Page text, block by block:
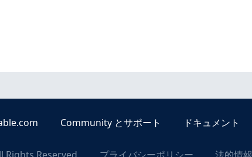
Community とサポート ドキュメント